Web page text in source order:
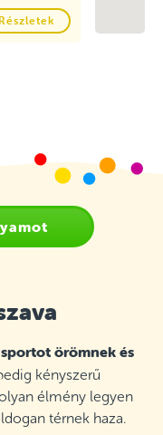
Részletek
örömnek és
kényszerű
élmény legyen
térnek haza.